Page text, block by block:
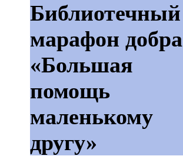
Библиотечный
марафон добра
«Большая
помощь
маленькому
другу»